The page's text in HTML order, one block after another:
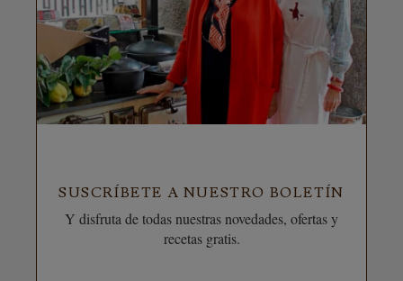
SUSCRÍBETE A NUESTRO BOLETÍN
Y disfruta de todas nuestras novedades, ofertas y
recetas gratis.